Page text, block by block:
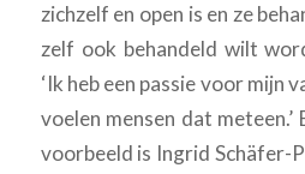
zichzelf en open is en ze
zelf ook behandeld wilt
‘Ik heb een passie voor mijn
voelen mensen dat meteen.’
voorbeeld is Ingrid Schäfer-